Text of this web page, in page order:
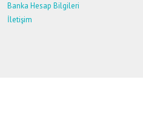
Banka Hesap Bilgileri
İletişim